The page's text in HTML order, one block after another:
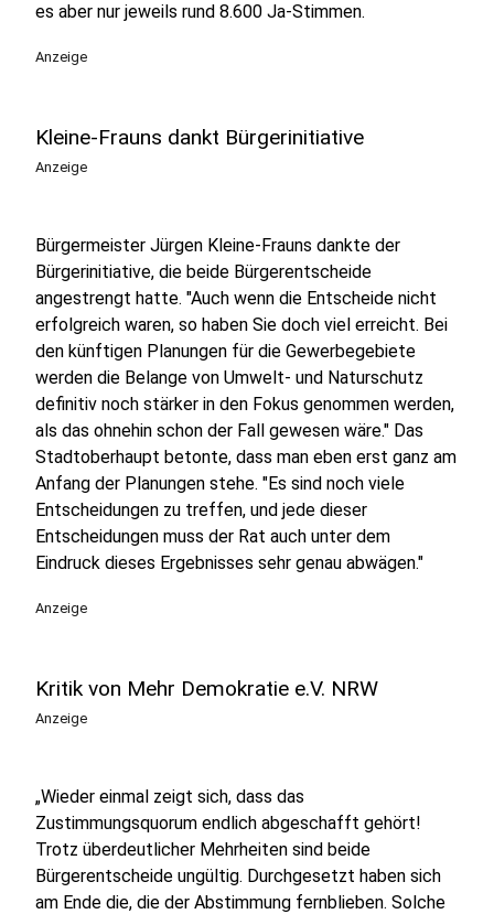
es aber nur jeweils rund 8.600 Ja-Stimmen.
Anzeige
Kleine-Frauns dankt Bürgerinitiative
Anzeige
Bürgermeister Jürgen Kleine-Frauns dankte der
Bürgerinitiative, die beide Bürgerentscheide
angestrengt hatte. "Auch wenn die Entscheide nicht
erfolgreich waren, so haben Sie doch viel erreicht. Bei
den künftigen Planungen für die Gewerbegebiete
werden die Belange von Umwelt- und Naturschutz
definitiv noch stärker in den Fokus genommen werden,
als das ohnehin schon der Fall gewesen wäre." Das
Stadtoberhaupt betonte, dass man eben erst ganz am
Anfang der Planungen stehe. "Es sind noch viele
Entscheidungen zu treffen, und jede dieser
Entscheidungen muss der Rat auch unter dem
Eindruck dieses Ergebnisses sehr genau abwägen."
Anzeige
Kritik von Mehr Demokratie e.V. NRW
Anzeige
„Wieder einmal zeigt sich, dass das
Zustimmungsquorum endlich abgeschafft gehört!
Trotz überdeutlicher Mehrheiten sind beide
Bürgerentscheide ungültig. Durchgesetzt haben sich
am Ende die, die der Abstimmung fernblieben. Solche